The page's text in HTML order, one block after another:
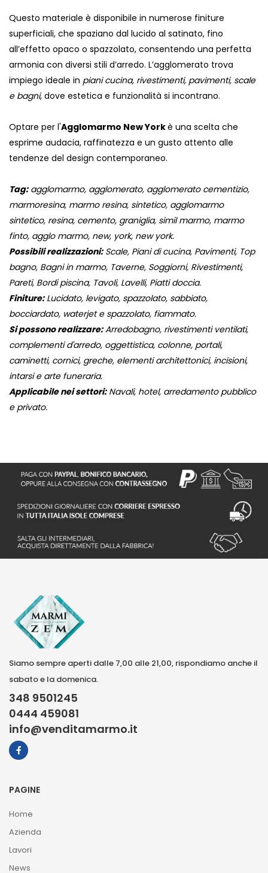
Questo materiale è disponibile in numerose finiture
superficiali, che spaziano dal lucido al satinato, fino
all’effetto opaco o spazzolato, consentendo una perfetta
armonia con diversi stili d’arredo. L’agglomerato trova
impiego ideale in piani cucina, rivestimenti, pavimenti, scale
e bagni, dove estetica e funzionalità si incontrano.
Optare per l'Agglomarmo New Yorkè una scelta che
esprime audacia, raffinatezza e un gusto attento alle
tendenze del design contemporaneo.
Tag:agglomarmo, agglomerato, agglomerato cementizio,
marmoresina, marmo resina, sintetico, agglomarmo
sintetico, resina, cemento, graniglia, simil marmo, marmo
finto, agglo marmo, new, york, new york.
Possibili realizzazioni:Scale, Piani di cucina, Pavimenti, Top
bagno, Bagni in marmo, Taverne, Soggiorni, Rivestimenti,
Pareti, Bordi piscina, Tavoli, Lavelli, Piatti doccia.
Finiture:Lucidato, levigato, spazzolato, sabbiato,
bocciardato, waterjet e spazzolato, fiammato.
Si possono realizzare:Arredobagno, rivestimenti ventilati,
complementi d'arredo, oggettistica, colonne, portali,
caminetti, cornici, greche, elementi architettonici, incisioni,
intarsi e arte funeraria.
Applicabile nei settori:Navali, hotel, arredamento pubblico
e privato.
Siamo sempre aperti dalle 7,00 alle 21,00, rispondiamo anche il
sabato e la domenica.
348 9501245
0444 459081
info@venditamarmo.it
PAGINE
Home
Azienda
Lavori
News